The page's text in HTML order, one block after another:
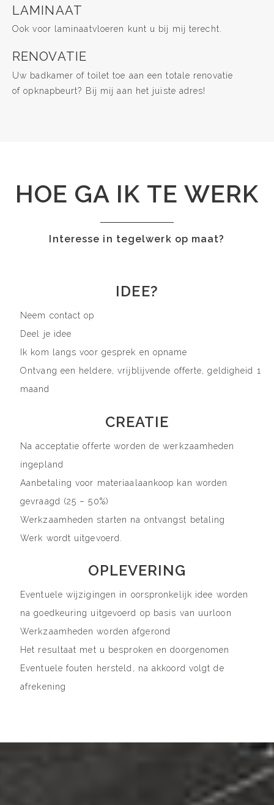
LAMINAAT
Ook voor laminaatvloeren kunt u bij mij terecht.
RENOVATIE
Uw badkamer of toilet toe aan een totale renovatie
of opknapbeurt? Bij mij aan het juiste adres!
HOE GA IK TE WERK
Interesse in tegelwerk op maat?
IDEE?
Neem contact op
Deel je idee
Ik kom langs voor gesprek en opname
Ontvang een heldere, vrijblijvende offerte, geldigheid 1
maand
CREATIE
Na acceptatie offerte worden de werkzaamheden
ingepland
Aanbetaling voor materiaalaankoop kan worden
gevraagd (25 – 50%)
Werkzaamheden starten na ontvangst betaling
Werk wordt uitgevoerd.
OPLEVERING
Eventuele wijzigingen in oorspronkelijk idee worden
na goedkeuring uitgevoerd op basis van uurloon
Werkzaamheden worden afgerond
Het resultaat met u besproken en doorgenomen
Eventuele fouten hersteld, na akkoord volgt de
afrekening